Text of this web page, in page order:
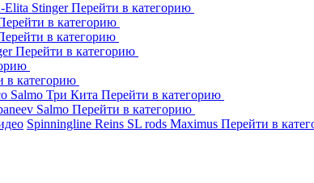
Elita StingerПерейти в категорию
в категорию
в категорию
Перейти в категорию
в категорию
Salmo Три Кита Перейти в категорию
Salmo Перейти в категорию
Spinningline Reins SL rods Maximus Перейти в